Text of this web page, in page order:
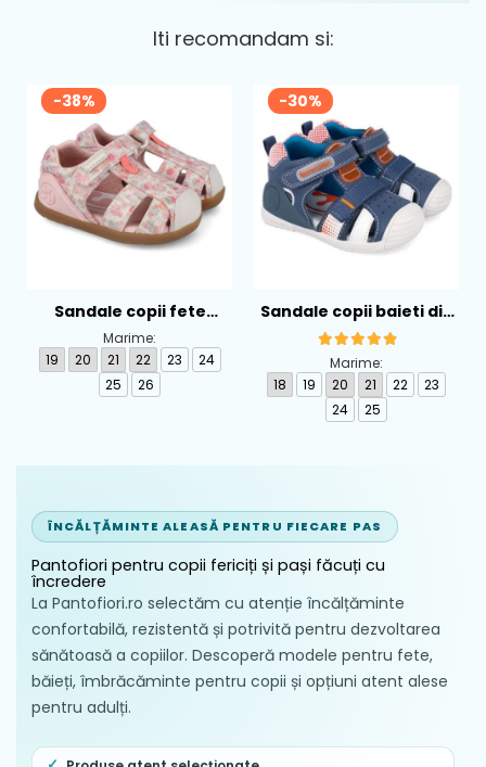
Iti recomandam si:
-38%
Sandale copii fete
calapod lat din textil
Biomecanics, Roz -
262193-A103
Marime:
19
20 21 22 23
24
25
26
-30%
Sandale copii baieti din
piele Biomecanics,
Albastru - 262124-A556
Marime:
18
19 20 21 22
23
24
25
ÎNCĂLȚĂMINTE ALEASĂ PENTRU FIECARE PAS
Pantofiori pentru copii fericiți și pași făcuți cu
încredere
La Pantofiori.ro selectăm cu atenție încălțăminte
confortabilă, rezistentă și potrivită pentru dezvoltarea
sănătoasă a copiilor. Descoperă modele pentru fete,
băieți, îmbrăcăminte pentru copii și opțiuni atent alese
pentru adulți.